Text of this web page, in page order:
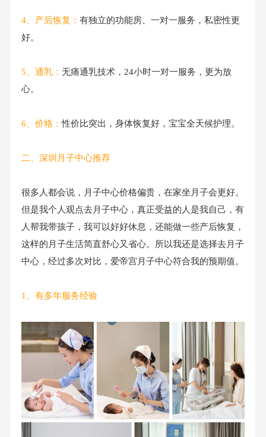
4、产后恢复： 有独立的功能房、一对一服务，私密性更
好。
5、通乳： 无痛通乳技术，24小时一对一服务，更为放
心。
6、 价格：性价比突出，身体恢复好，宝宝全天候护理。
二、深圳月子中心推荐
很多人都会说，月子中心价格偏贵，在家坐月子会更好。
但是我个人观点去月子中心，真正受益的人是我自己，有
人帮我带孩子，我可以好好休息，还能做一些产后恢复，
这样的月子生活简直舒心又省心。所以我还是选择去月子
中心，经过多次对比，爱帝宫月子中心符合我的预期值。
1、有多年服务经验